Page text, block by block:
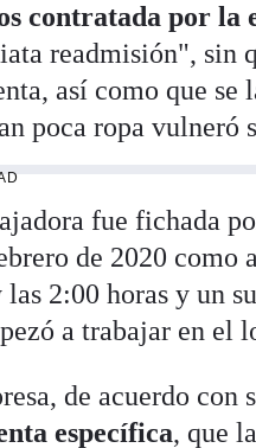
contratada por la
readmisión", sin
así como que
poca ropa vulneró
fue fichada
de 2020 como
las 2:00 horas y un
a trabajar en el
de acuerdo con
específica, que